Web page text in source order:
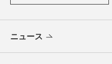
ニュース